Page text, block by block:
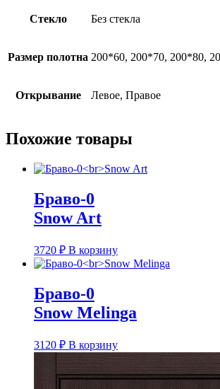
Стекло Без стекла
Размер полотна 200*60, 200*70, 200*80,
Открывание Левое, Правое
Похожие товары
Браво-0
Snow Art
3720 ₽ В корзину
Браво-0
Snow Melinga
3120 ₽ В корзину